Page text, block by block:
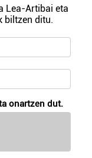
Lea-Artibai eta
biltzen ditu.
onartzen dut.